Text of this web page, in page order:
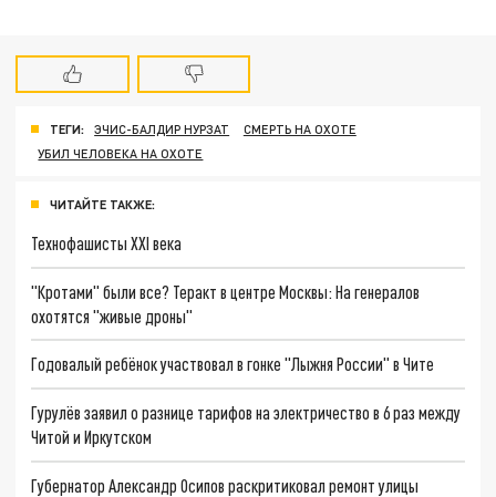
ТЕГИ: ЭЧИС-БАЛДИР НУРЗАТ
СМЕРТЬ НА ОХОТЕ
УБИЛ ЧЕЛОВЕКА НА ОХОТЕ
ЧИТАЙТЕ ТАКЖЕ:
Технофашисты XXI века
"Кротами" были все? Теракт в центре Москвы: На генералов
охотятся "живые дроны"
Годовалый ребёнок участвовал в гонке "Лыжня России" в Чите
Гурулёв заявил о разнице тарифов на электричество в 6 раз между
Читой и Иркутском
Губернатор Александр Осипов раскритиковал ремонт улицы